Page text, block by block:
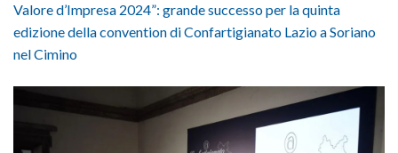
Valore d’Impresa 2024”: grande successo per la quinta
edizione della convention di Confartigianato Lazio a Soriano
nel Cimino